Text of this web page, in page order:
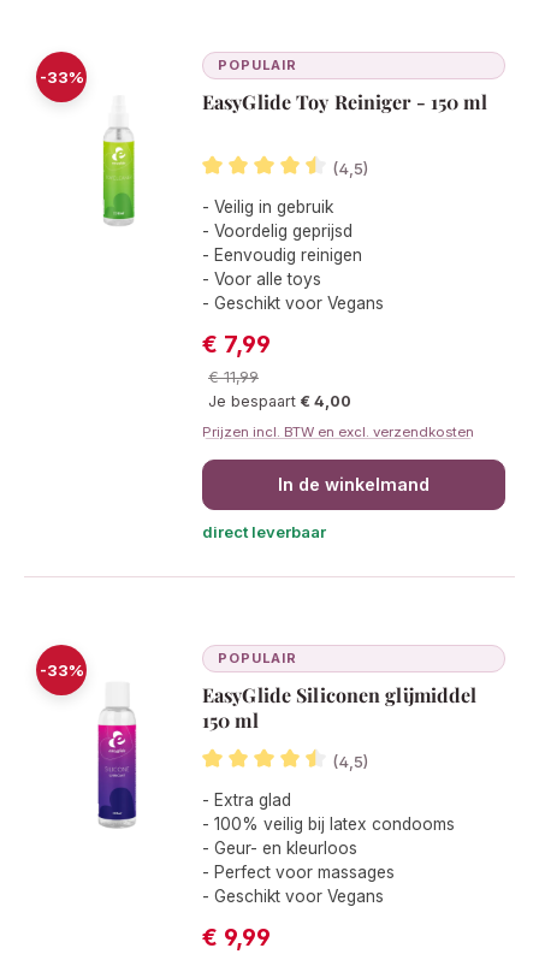
-33%
POPULAIR
EasyGlide Toy Reiniger - 150 ml
(4,5)
Gemiddelde waardering van 4.4
- Veilig in gebruik
- Voordelig geprijsd
- Eenvoudig reinigen
- Voor alle toys
- Geschikt voor Vegans
Verkoopprijs:
€ 7,99
Normale prijs:
€ 11,99
Je bespaart € 4,00
Prijzen incl. BTW en excl. verzendkosten
In de winkelmand
direct leverbaar
-33%
POPULAIR
EasyGlide Siliconen glijmiddel
150 ml
(4,5)
Gemiddelde waardering van 4.5 van
- Extra glad
- 100% veilig bij latex condooms
- Geur- en kleurloos
- Perfect voor massages
- Geschikt voor Vegans
Verkoopprijs:
€ 9,99